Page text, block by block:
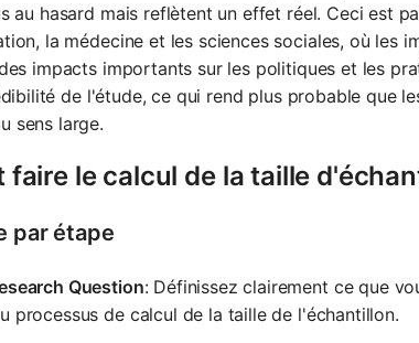
au hasard mais reflètent un effet réel. Ceci est
la médecine et les sciences sociales, où les
impacts importants sur les politiques et les
de l'étude, ce qui rend plus probable que
sens large.
faire le calcul de la taille
par étape
Question: Définissez clairement ce que
processus de calcul de la taille de l'échantillon.